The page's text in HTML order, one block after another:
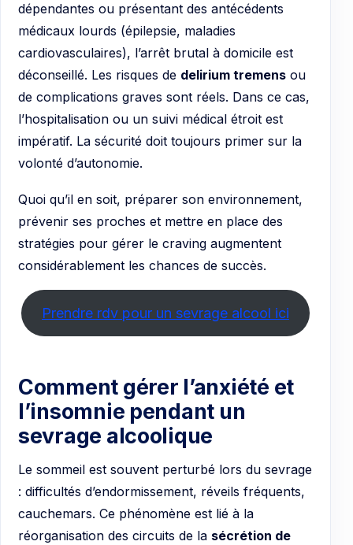
dépendantes ou présentant des antécédents
médicaux lourds (épilepsie, maladies
cardiovasculaires), l’arrêt brutal à domicile est
déconseillé. Les risques de delirium tremens ou
de complications graves sont réels. Dans ce cas,
l’hospitalisation ou un suivi médical étroit est
impératif. La sécurité doit toujours primer sur la
volonté d’autonomie.
Quoi qu’il en soit, préparer son environnement,
prévenir ses proches et mettre en place des
stratégies pour gérer le craving augmentent
considérablement les chances de succès.
Prendre rdv pour un sevrage alcool ici
Comment gérer l’anxiété et
l’insomnie pendant un
sevrage alcoolique
Le sommeil est souvent perturbé lors du sevrage
: difficultés d’endormissement, réveils fréquents,
cauchemars. Ce phénomène est lié à la
réorganisation des circuits de la sécrétion de